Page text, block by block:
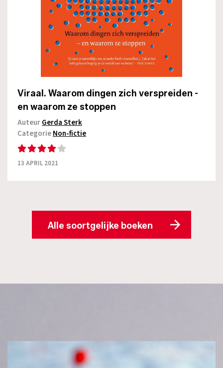
Viraal. Waarom dingen zich verspreiden -
en waarom ze stoppen
AuteurGerda Sterk
CategorieNon-fictie
13 APRIL 2021
Alle soortgelijke boeken